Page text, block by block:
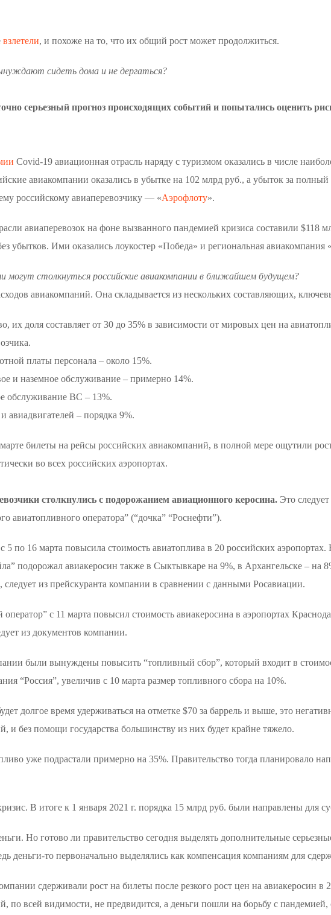
взлетели, и похоже на то, что их общий рост может продолжиться.
сидеть дома и не дергаться?
серьезный прогноз происходящих событий и попытались оценить
Covid-19 авиационная отрасль наряду с туризмом оказались в числе
авиакомпании оказались в убытке на 102 млрд руб., а убыток за
российскому авиаперевозчику — «Аэрофлоту».
авиаперевозок на фоне вызванного пандемией кризиса составили $118
убытков. Ими оказались лоукостер «Победа» и региональная
могут столкнуться российские авиакомпании в ближайшем будущем?
авиакомпаний. Она складывается из нескольких составляющих,
их доля составляет от 30 до 35% в зависимости от мировых цен на
платы персонала – около 15%.
и наземное обслуживание – примерно 14%.
обслуживание ВС – 13%.
авиадвигателей – порядка 9%.
билеты на рейсы российских авиакомпаний, в полной мере ощутили
во всех российских аэропортах.
столкнулись с подорожанием авиационного керосина. Это
авиатопливного оператора” (“дочка” “Роснефти”).
5 по 16 марта повысила стоимость авиатоплива в 20 российских
подорожал авиакеросин также в Сыктывкаре на 9%, в Архангельске –
из прейскуранта компании в сравнении с данными Росавиации.
с 11 марта повысил стоимость авиакеросина в аэропортах
из документов компании.
были вынуждены повысить “топливный сбор”, который входит в
“Россия”, увеличив с 10 марта размер топливного сбора на 10%.
долгое время удерживаться на отметке $70 за баррель и выше, это
и без помощи государства большинству из них будет крайне тяжело.
уже подрастали примерно на 35%. Правительство тогда планировало
В итоге к 1 января 2021 г. порядка 15 млрд руб. были направлены для
Но готово ли правительство сегодня выделять дополнительные
деньги-то первоначально выделялись как компенсация компаниям для
сдерживали рост на билеты после резкого рост цен на авиакеросин в
по всей видимости, не предвидится, а деньги пошли на борьбу с